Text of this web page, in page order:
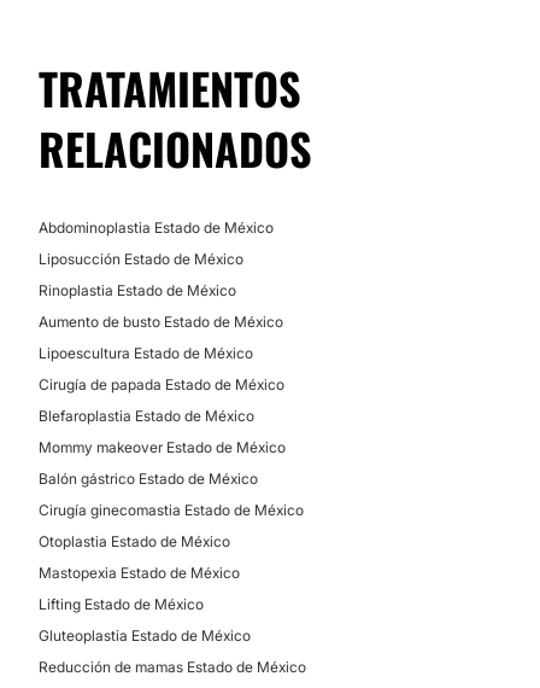
CIRUGÍA BARIÁTRICA
Balón gástrico
TRATAMIENTOS
RELACIONADOS
Abdominoplastia Estado de México
Liposucción Estado de México
Rinoplastia Estado de México
Aumento de busto Estado de México
Lipoescultura Estado de México
Cirugía de papada Estado de México
Blefaroplastia Estado de México
Mommy makeover Estado de México
Balón gástrico Estado de México
Cirugía ginecomastia Estado de México
Otoplastia Estado de México
Mastopexia Estado de México
Lifting Estado de México
Gluteoplastia Estado de México
Reducción de mamas Estado de México